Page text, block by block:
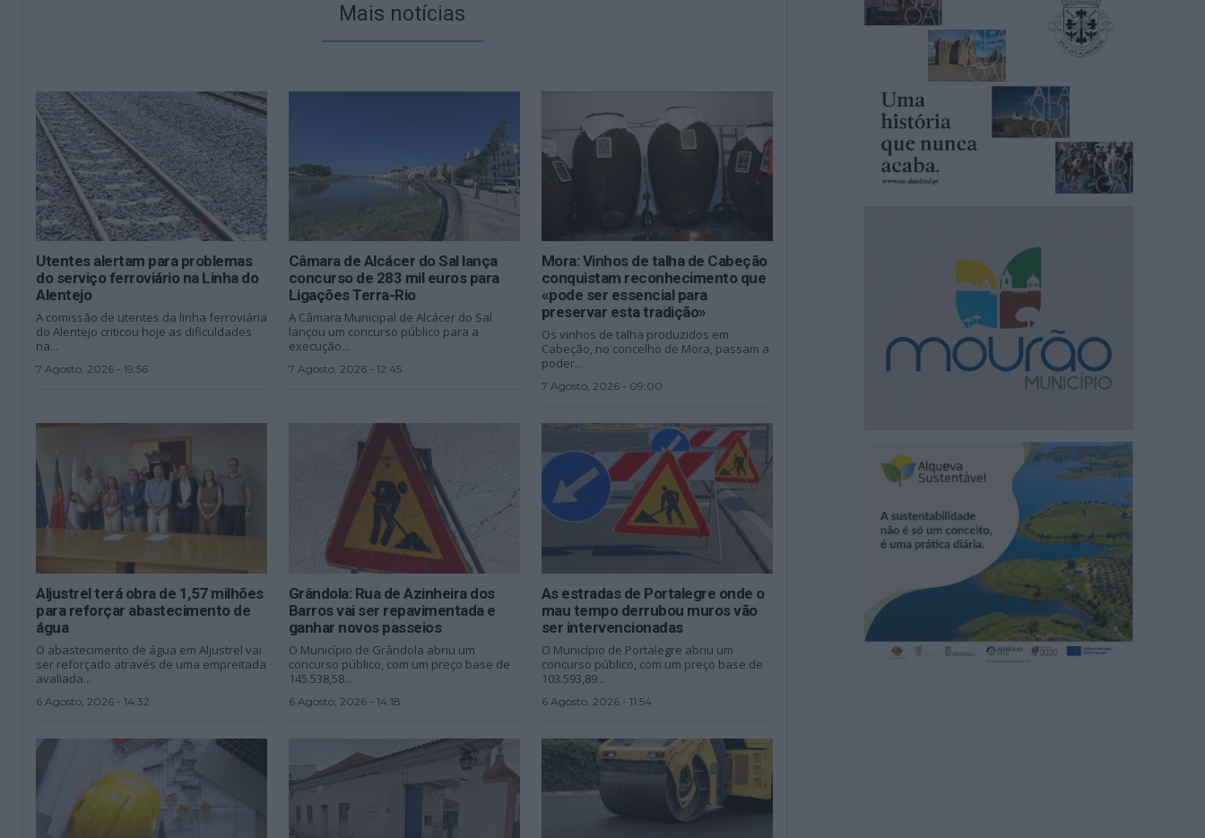
Mais notícias
Utentes alertam para problemas
do serviço ferroviário na Linha do
Alentejo
A comissão de utentes da linha ferroviária
do Alentejo criticou hoje as dificuldades
na...
7 Agosto, 2026 - 19:56
Câmara de Alcácer do Sal lança
concurso de 283 mil euros para
Ligações Terra-Rio
A Câmara Municipal de Alcácer do Sal
lançou um concurso público para a
execução...
7 Agosto, 2026 - 12:45
Mora: Vinhos de talha de Cabeção
conquistam reconhecimento que
«pode ser essencial para
preservar esta tradição»
Os vinhos de talha produzidos em
Cabeção, no concelho de Mora, passam a
poder...
7 Agosto, 2026 - 09:00
Aljustrel terá obra de 1,57 milhões
para reforçar abastecimento de
água
O abastecimento de água em Aljustrel vai
ser reforçado através de uma empreitada
avaliada...
6 Agosto, 2026 - 14:32
Grândola: Rua de Azinheira dos
Barros vai ser repavimentada e
ganhar novos passeios
O Município de Grândola abriu um
concurso público, com um preço base de
145.538,58...
6 Agosto, 2026 - 14:18
As estradas de Portalegre onde o
mau tempo derrubou muros vão
ser intervencionadas
O Município de Portalegre abriu um
concurso público, com um preço base de
103.593,89...
6 Agosto, 2026 - 11:54